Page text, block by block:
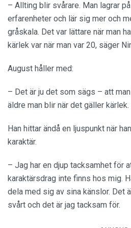
– Allting blir svårare. Man lagrar
erfarenheter och lär sig mer och
gråskala. Det var lättare när man
kärlek var när man var 20, säger
August håller med:
– Det är ju det som sägs – att
äldre man blir när det gäller kärlek.
Han hittar ändå en ljuspunkt när
karaktär.
– Jag har en djup tacksamhet för
karaktärsdrag inte finns hos mig.
dela med sig av sina känslor. Det
svårt och det är jag tacksam för.